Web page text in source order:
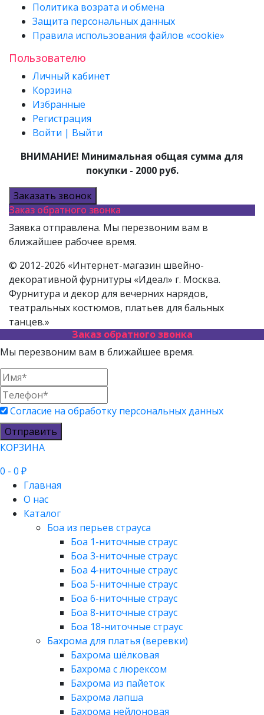
Политика возрата и обмена
Защита персональных данных
Правила использования файлов «cookie»
Пользователю
Личный кабинет
Корзина
Избранные
Регистрация
Войти | Выйти
ВНИМАНИЕ! Минимальная общая сумма для
покупки - 2000 руб.
Заказать звонок
Заказ обратного звонка
Заявка отправлена. Мы перезвоним вам в
ближайшее рабочее время.
© 2012-2026 «Интернет-магазин швейно-
декоративной фурнитуры «Идеал» г. Москва.
Фурнитура и декор для вечерних нарядов,
театральных костюмов, платьев для бальных
танцев.»
Заказ обратного звонка
Мы перезвоним вам в ближайшее время.
Согласие на обработку персональных данных
Отправить
КОРЗИНА
0 - 0 ₽
Главная
О нас
Каталог
Боа из перьев страуса
Боа 1-ниточные страус
Боа 3-ниточные страус
Боа 4-ниточные страус
Боа 5-ниточные страус
Боа 6-ниточные страус
Боа 8-ниточные страус
Боа 18-ниточные страус
Бахрома для платья (веревки)
Бахрома шёлковая
Бахрома с люрексом
Бахрома из пайеток
Бахрома лапша
Бахрома нейлоновая